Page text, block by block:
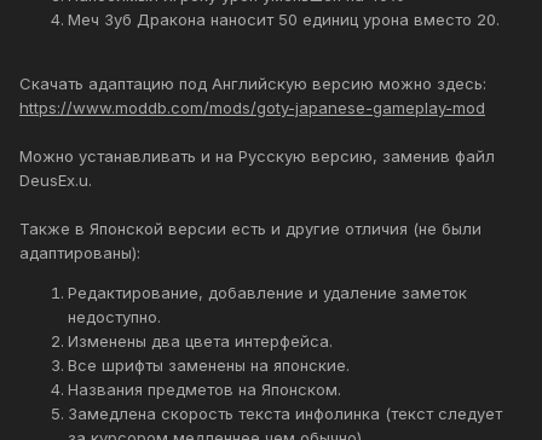
Меч Зуб Дракона наносит 50 единиц урона вместо 20.
Скачать адаптацию под Английскую версию можно здесь:
https://www.moddb.com/mods/goty-japanese-gameplay-mod
Можно устанавливать и на Русскую версию, заменив файл
DeusEx.u.
Также в Японской версии есть и другие отличия (не были
адаптированы):
Редактирование, добавление и удаление заметок
недоступно.
Изменены два цвета интерфейса.
Все шрифты заменены на японские.
Названия предметов на Японском.
Замедлена скорость текста инфолинка (текст следует